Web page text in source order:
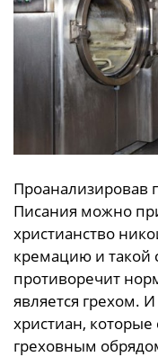
Проанализировав
Писания можно
христианство
кремацию и такой
противоречит
является грехом.
христиан,
греховным